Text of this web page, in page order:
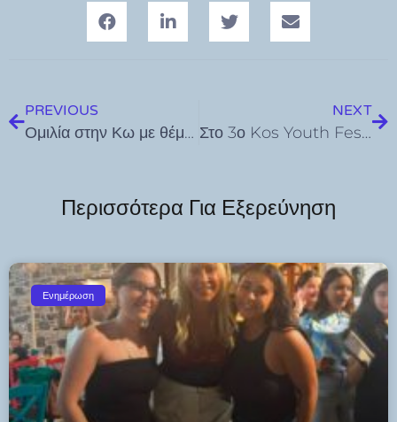
PREVIOUS
Ομιλία στην Κω με θέμα “Νεολαία, προκλήσεις και προοπτικές”
NEXT
Στο 3ο Kos Youth Festival o Ιάλυσος
Περισσότερα Για Εξερεύνηση
Ενημέρωση